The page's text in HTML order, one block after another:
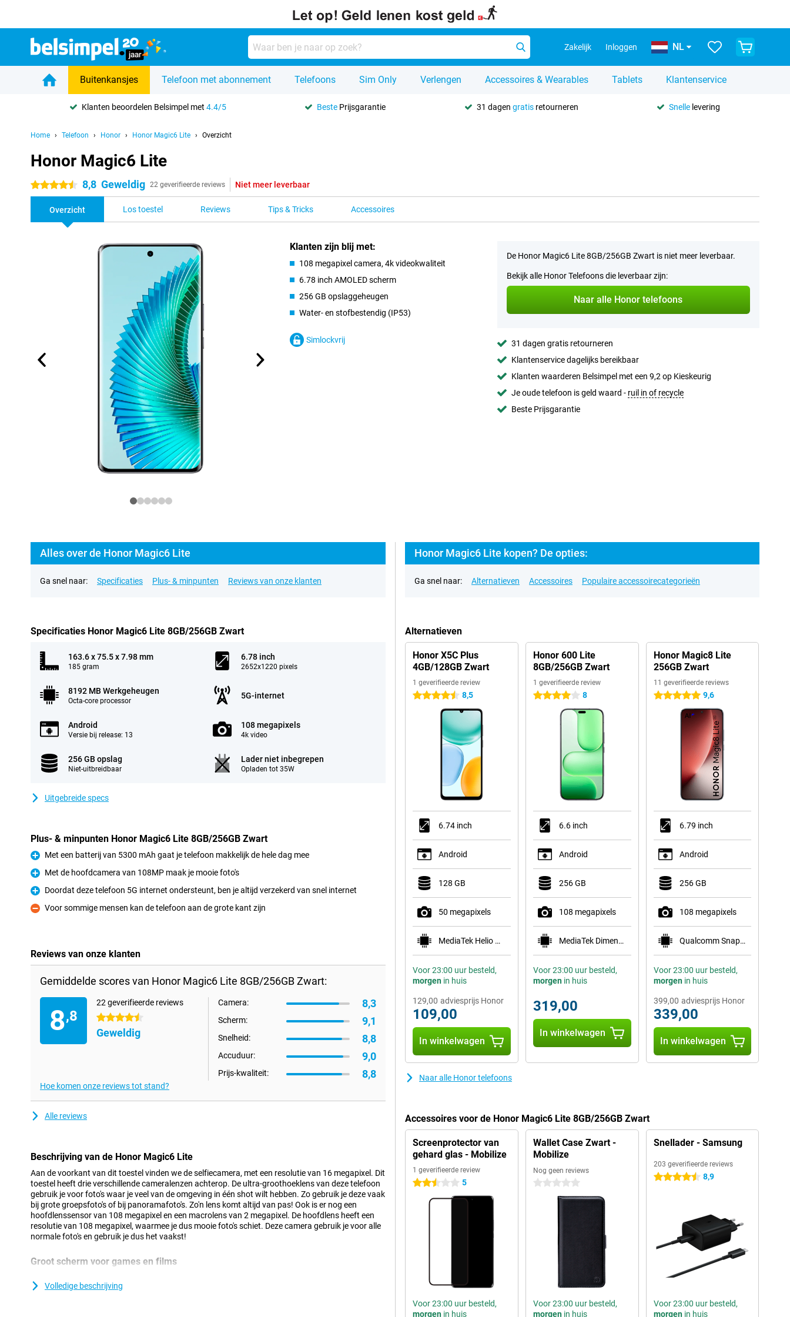
Zakelijk Inloggen NL
Buitenkansjes Telefoon met abonnement Telefoons Sim Only Verlengen Accessoires & Wearables Tablets Klantenservice
Klanten beoordelen Belsimpel met4.4/5 Beste Prijsgarantie 31 dagen gratisretourneren Snellelevering
Home Telefoon Honor Honor Magic6 Lite Overzicht
Honor Magic6 Lite
4.5 sterren 8,8 Geweldig 22 geverifieerde reviews Niet meer leverbaar
Overzicht Los toestel Reviews Tips & Tricks Accessoires
Klanten zijn blij met:
108 megapixel camera, 4k videokwaliteit
6.78 inch AMOLED scherm
256 GB opslaggeheugen
Water- en stofbestendig (IP53)
Simlockvrij
De Honor Magic6 Lite 8GB/256GB Zwart is niet meer leverbaar.
Bekijk alle Honor Telefoons die leverbaar zijn:
Naar alle Honor telefoons
31 dagen gratis retourneren
Klantenservice dagelijks bereikbaar
Klanten waarderen Belsimpel met een 9,2 op Kieskeurig
Je oude telefoon is geld waard - ruil in of recycle
Beste Prijsgarantie
Alles over de Honor Magic6 Lite
Ga snel naar: Specificaties Plus- & minpunten Reviews van onze klanten
Specificaties Honor Magic6 Lite 8GB/256GB Zwart
163.6 x 75.5 x 7.98 mm
185 gram
6.78 inch
2652x1220 pixels
8192 MB Werkgeheugen
Octa-core processor
5G-internet
Android
Versie bij release: 13
108 megapixels
4k video
256 GB opslag
Niet-uitbreidbaar
Lader niet inbegrepen
Opladen tot 35W
Uitgebreide specs
Plus- & minpunten Honor Magic6 Lite 8GB/256GB Zwart
Pluspunt
Met een batterij van 5300 mAh gaat je telefoon makkelijk de hele dag mee
Pluspunt
Met de hoofdcamera van 108MP maak je mooie foto's
Pluspunt
Doordat deze telefoon 5G internet ondersteunt, ben je altijd verzekerd van snel internet
Minpunt
Voor sommige mensen kan de telefoon aan de grote kant zijn
Reviews van onze klanten
Gemiddelde scores van Honor Magic6 Lite 8GB/256GB Zwart:
8,8
22 geverifieerde reviews
4.5 sterren
Geweldig
Camera: 8,3
Scherm: 9,1
Snelheid: 8,8
Accuduur: 9,0
Prijs-kwaliteit: 8,8
Hoe komen onze reviews tot stand?
Alle reviews
Beschrijving van de Honor Magic6 Lite
Aan de voorkant van dit toestel vinden we de selfiecamera, met een resolutie van 16 megapixel. Dit
toestel heeft drie verschillende cameralenzen achterop. De ultra-groothoeklens van deze telefoon
gebruik je voor foto's waar je veel van de omgeving in één shot wilt hebben. Zo gebruik je deze vaak
bij grote groepsfoto's of bij panoramafoto's. Zo'n lens komt altijd van pas! Ook is er nog een
hoofdlenssensor van 108 megapixel en een macrolens van 2 megapixel. De hoofdlens heeft een
resolutie van 108 megapixel, waarmee je dus mooie foto's schiet. Deze camera gebruik je voor alle
normale foto's en gebruik je dus het vaakst!
Groot scherm voor games en films
opzichte van de standaard 60 keer. Hierdoor zien beelden er extra vloeiend uit. De Honor Magic6
Volledige beschrijving
Honor Magic6 Lite kopen? De opties:
Ga snel naar: Alternatieven Accessoires Populaire accessoirecategorieën
Alternatieven
Honor X5C Plus
4GB/128GB Zwart
1 geverifieerde review
4.5 sterren 8,5
6.74 inch
Android
128 GB
50 megapixels
MediaTek Helio G81
Voor 23:00 uur besteld,
morgen in huis
129,00 adviesprijs Honor
109,00
In winkelwagen
Honor 600 Lite
8GB/256GB Zwart
1 geverifieerde review
4 sterren 8
6.6 inch
Android
256 GB
108 megapixels
MediaTek Dimensity 7100 Elite
Voor 23:00 uur besteld,
morgenin huis
319,00
In winkelwagen
Honor Magic8 Lite
256GB Zwart
11 geverifieerde reviews
5 sterren 9,6
6.79 inch
Android
256 GB
108 megapixels
Qualcomm Snapdragon 6 Gen 4
Voor 23:00 uur besteld,
morgenin huis
399,00 adviesprijs Honor
339,00
In winkelwagen
Naar alle Honor telefoons
Accessoires voor de Honor Magic6 Lite 8GB/256GB Zwart
Screenprotector van
gehard glas - Mobilize
1 geverifieerde review
2.5 sterren 5
Voor 23:00 uur besteld,
morgen in huis
Wallet Case Zwart -
Mobilize
Nog geen reviews
0 sterren
Voor 23:00 uur besteld,
morgenin huis
Snellader - Samsung
203 geverifieerde reviews
4.5 sterren 8,9
Voor 23:00 uur besteld,
morgenin huis